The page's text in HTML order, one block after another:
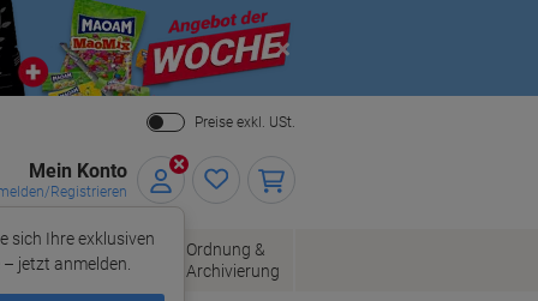
Close
Preise exkl. USt.
Mein Konto
Registrieren
sich Ihre exklusiven
jetzt anmelden.
Bürobedarf
Ordnung &
Archivierung